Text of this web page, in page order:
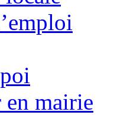
en mairie